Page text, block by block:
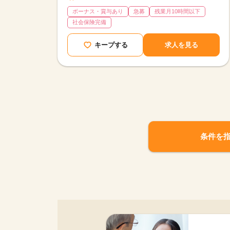
ボーナス・賞与あり 急募
残業月10時間以下
社会保険完備
キープする 求人を見る
条件を